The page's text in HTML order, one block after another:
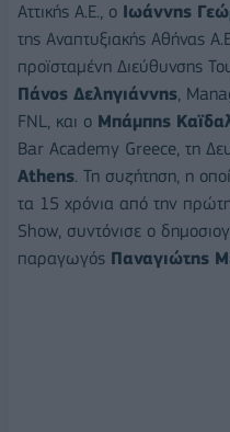
Αττικής Α.Ε., ο Ιωάννης
της Αναπτυξιακής Αθήνας
προϊσταμένη Διεύθυνσης
Πάνος Δεληγιάννης,
FNL, και ο Μπάμπης
Bar Academy Greece, τη
Athens. Τη συζήτηση, η
τα 15 χρόνια από την
Show, συντόνισε ο
παραγωγός Παναγιώτης